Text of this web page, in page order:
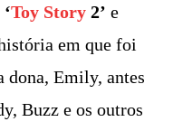
‘Toy Story 2’ e
em que foi
dona, Emily, antes
Buzz e os outros